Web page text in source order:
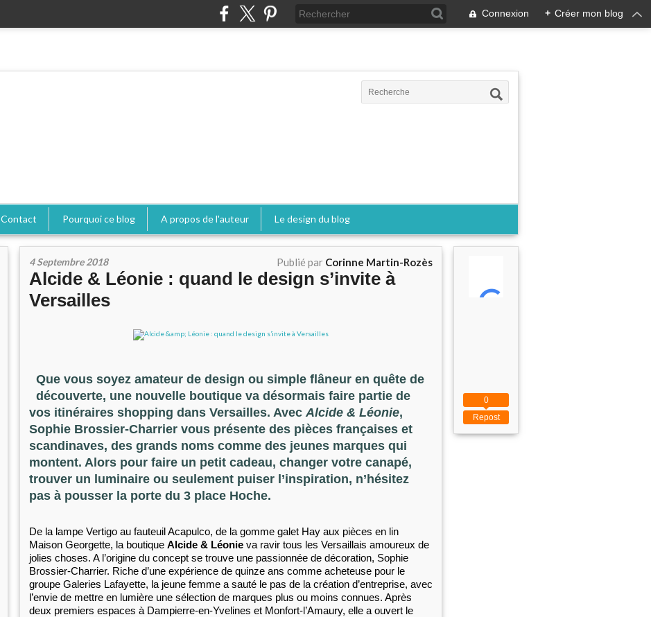
Connexion + Créer mon blog
Contact Pourquoi ce blog A propos de l'auteur Le design du blog
4 Septembre 2018 Publié par Corinne Martin-Rozès
Alcide & Léonie : quand le design s’invite à
Versailles
Que vous soyez amateur de design ou simple flâneur en quête de
découverte, une nouvelle boutique va désormais faire partie de
vos itinéraires shopping dans Versailles. AvecAlcide & Léonie,
Sophie Brossier-Charrier vous présente des pièces françaises et
scandinaves, des grands noms comme des jeunes marques qui
montent. Alors pour faire un petit cadeau, changer votre canapé,
trouver un luminaire ou seulement puiser l’inspiration, n’hésitez
pas à pousser la porte du 3 place Hoche.
De la lampe Vertigo au fauteuil Acapulco, de la gomme galet Hay aux pièces en lin
Maison Georgette, la boutique Alcide & Léonie va ravir tous les Versaillais amoureux de
jolies choses. A l’origine du concept se trouve une passionnée de décoration, Sophie
Brossier-Charrier. Riche d’une expérience de quinze ans comme acheteuse pour le
groupe Galeries Lafayette, la jeune femme a sauté le pas de la création d’entreprise, avec
l’envie de mettre en lumière une sélection de marques plus ou moins connues. Après
deux premiers espaces à Dampierre-en-Yvelines et Monfort-l’Amaury, elle a ouvert le
Repost
0